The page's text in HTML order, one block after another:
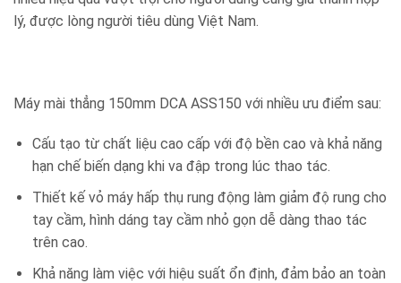
lý, được lòng người tiêu dùng Việt Nam.
Máy mài thẳng 150mm DCA ASS150 với nhiều ưu điểm sau:
Cấu tạo từ chất liệu cao cấp với độ bền cao và khả năng
hạn chế biến dạng khi va đập trong lúc thao tác.
Thiết kế vỏ máy hấp thụ rung động làm giảm độ rung cho
tay cầm, hình dáng tay cầm nhỏ gọn dễ dàng thao tác
trên cao.
Khả năng làm việc với hiệu suất ổn định, đảm bảo an toàn